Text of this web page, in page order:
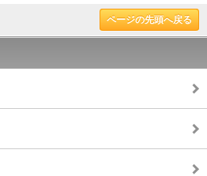
ページの先頭へ戻る